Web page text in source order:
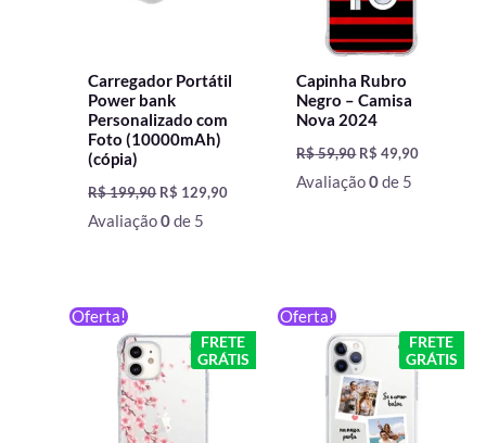
Carregador Portátil
Power bank
Personalizado com
Foto (10000mAh)
(cópia)
R$199,90 R$ 129,90
Avaliação0de 5
Capinha Rubro
Negro – Camisa
Nova 2024
R$59,90 R$ 49,90
Avaliação0de 5
Oferta!
FRETE
GRÁTIS
original
era:
R$ 59,90.
preço
atual
é:
Oferta!
FRETE
GRÁTIS
original
era:
R$ 59,90.
preço
atual
é: